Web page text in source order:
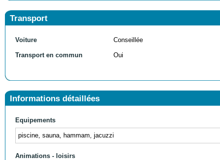
Transport
Voiture Conseillée
Transport en commun Oui
Informations détaillées
Equipements
piscine, sauna, hammam, jacuzzi
Animations - loisirs